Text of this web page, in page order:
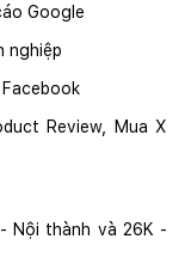
Google
nghiệp
Review, Mua X
Nội thành và 26K -